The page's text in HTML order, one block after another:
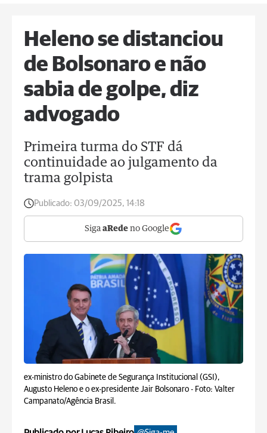
Heleno se distanciou
de Bolsonaro e não
sabia de golpe, diz
advogado
Primeira turma do STF dá
continuidade ao julgamento da
trama golpista
Publicado: 03/09/2025, 14:18
Siga aRede no Google
ex-ministro do Gabinete de Segurança Institucional (GSI),
Augusto Heleno e o ex-presidente Jair Bolsonaro - Foto: Valter
Campanato/Agência Brasil.